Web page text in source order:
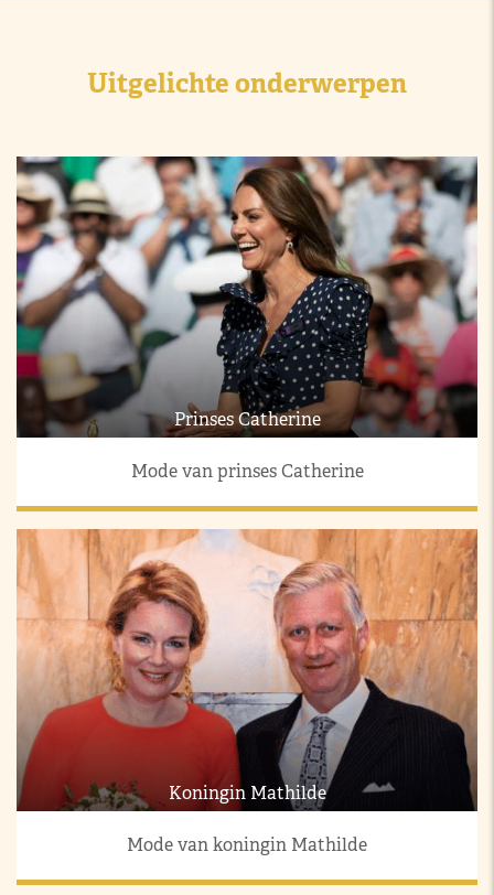
Uitgelichte onderwerpen
Prinses Catherine
Mode van prinses Catherine
Koningin Mathilde
Mode van koningin Mathilde